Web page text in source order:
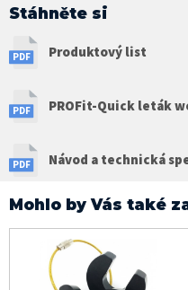
Stáhněte si
Produktový list
PROFit-Quick leták
Návod a technická
Mohlo by Vás také